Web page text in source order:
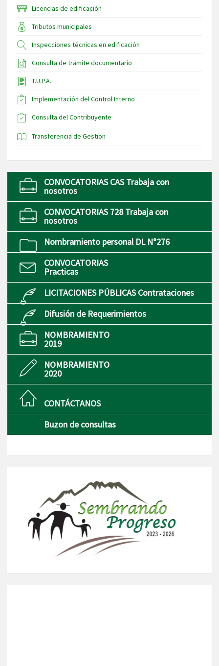
Licencias de edificación
Tributos municipales
Inspecciones técnicas en edificación
Consulta de trámite documentario
T.U.P.A.
Implementación del Control Interno
Consulta del Contribuyente
Transferencia de Gestion
CONVOCATORIAS CAS Trabaja con
nosotros
CONVOCATORIAS 728 Trabaja con
nosotros
Nombramiento personal DL N°276
CONVOCATORIAS
Practicas
LICITACIONES PÚBLICAS Contrataciones
Difusión de Requerimientos
NOMBRAMIENTO
2019
NOMBRAMIENTO
2020
CONTÁCTANOS
Buzon de consultas